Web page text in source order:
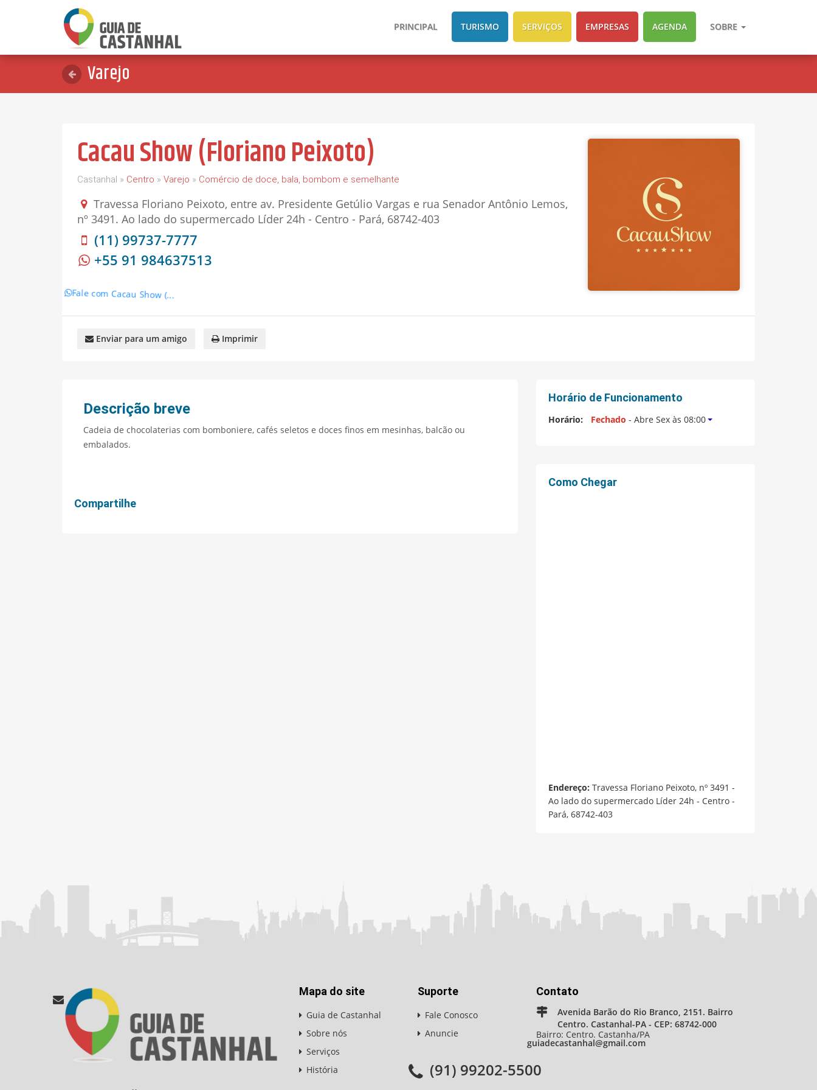
PRINCIPAL TURISMO SERVIÇOS EMPRESAS AGENDA SOBRE
Varejo
Cacau Show (Floriano Peixoto)
Castanhal » Centro » Varejo » Comércio de doce, bala, bombom e semelhante
Travessa Floriano Peixoto, entre av. Presidente Getúlio Vargas e rua Senador Antônio Lemos,
nº 3491. Ao lado do supermercado Líder 24h - Centro - Pará, 68742-403
(11) 99737-7777
+55 91 984637513
Fale com Cacau Show (...
Enviar para um amigo Imprimir
Descrição breve
Cadeia de chocolaterias com bomboniere, cafés seletos e doces finos em mesinhas, balcão ou
embalados.
Compartilhe
Horário de Funcionamento
Horário: Fechado - Abre Sex às 08:00
Como Chegar
Endereço: Travessa Floriano Peixoto, nº 3491 -
Ao lado do supermercado Líder 24h - Centro -
Pará, 68742-403
Mapa do site
Guia de Castanhal
Sobre nós
Serviços
História
Suporte
Fale Conosco
Anuncie
Contato
Avenida Barão do Rio Branco, 2151. Bairro
Centro. Castanhal-PA - CEP: 68742-000
Bairro: Centro. Castanha/PA
guiadecastanhal@gmail.com
(91) 99202-5500